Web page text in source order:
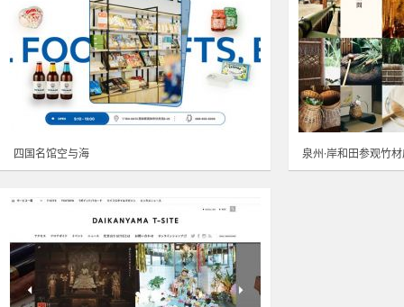
四国名馆空与海 泉州·岸和田参观竹